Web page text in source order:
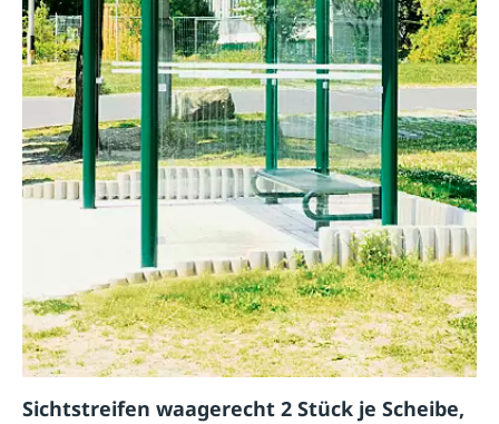
Sichtstreifen waagerecht 2 Stück je Scheibe,